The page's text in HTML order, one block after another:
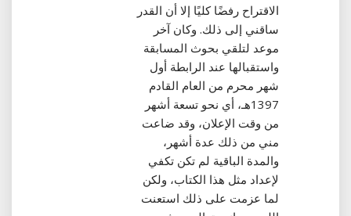
الاقتراح رفضًا كليًا إلا أن القدر
ساقني إلى ذلك‏.‏ وكان آخر
موعد لتلقي بحوث المسابقة
واستقبالها عند الرابطة أول
شهر محرم من العام القادم
1397هـ، أي نحو تسعة أشهر
من وقت الإعلان، وقد ضاعت
مني من ذلك عدة أشهر،
والمدة الباقية لم تكن تكفي
لإعداد مثل هذا الكتاب، ولكن
لما عزمت على ذلك استعنت